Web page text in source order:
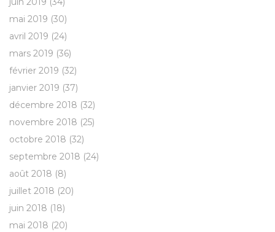
mai 2019 (30)
avril 2019 (24)
mars 2019 (36)
février 2019 (32)
janvier 2019 (37)
décembre 2018 (32)
novembre 2018 (25)
octobre 2018 (32)
septembre 2018 (24)
août 2018 (8)
juillet 2018 (20)
juin 2018 (18)
mai 2018 (20)